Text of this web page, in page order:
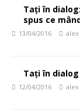
Tați în
spus ce
13/04/2016 alex
Tați în dialog
12/04/2016 alex